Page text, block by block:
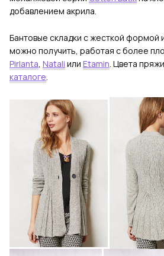
добавлением акрила.
Бантовые складки с жесткой формой
можно получить, работая с более
Pirlanta, Natali или Etamin. Цвета
каталоге.